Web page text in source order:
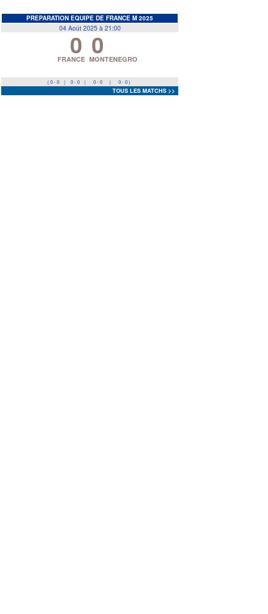
PREPARATION EQUIPE DE FRANCE M 2025
04 Août 2025 à 21:00
0
FRANCE 0
MONTENEGRO
( 0 - 0 | 0 - 0 | 0 - 0 | 0 - 0 )
TOUS LES MATCHS >>